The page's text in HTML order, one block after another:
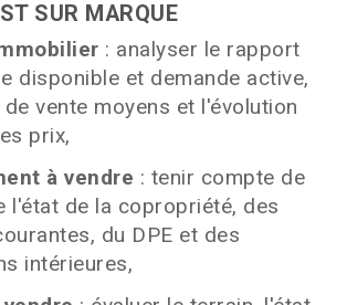
SUR MARQUE
: analyser le rapport
disponible et demande active,
vente moyens et l'évolution
prix,
à vendre : tenir compte de
l'état de la copropriété, des
du DPE et des
intérieures,